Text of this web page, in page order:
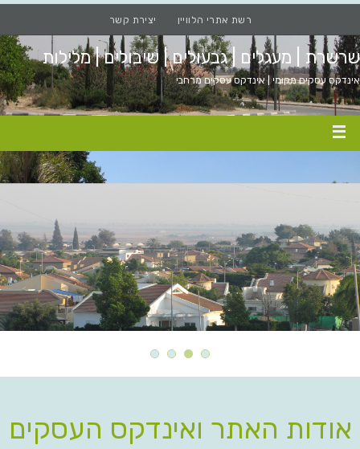
רשת אתרי הלוויין יצירת קשר
שרשרת | מעגלים | גבעולים | שיבולים | מלילות
אינדקס עסקים מקומי | אינדקס עסקים מרחבי
אודות האתר ואינדקס העסקים